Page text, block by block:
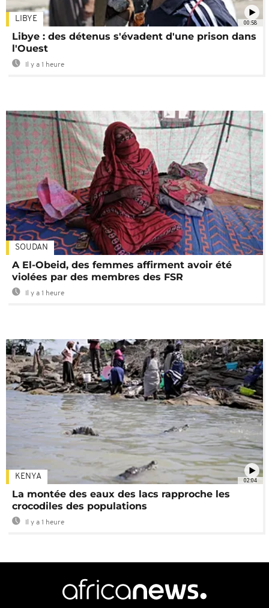
00:58
LIBYE
Libye : des détenus s'évadent d'une prison dans
l'Ouest
Il y a 1 heure
SOUDAN
A El-Obeid, des femmes affirment avoir été
violées par des membres des FSR
Il y a 1 heure
02:04
KENYA
La montée des eaux des lacs rapproche les
crocodiles des populations
Il y a 1 heure